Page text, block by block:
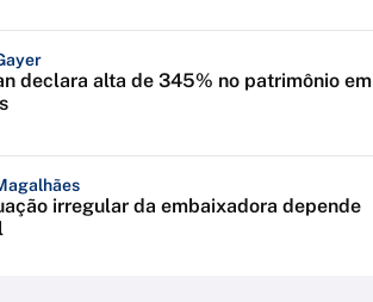
declara alta de 345% no patrimônio em
irregular da embaixadora depende